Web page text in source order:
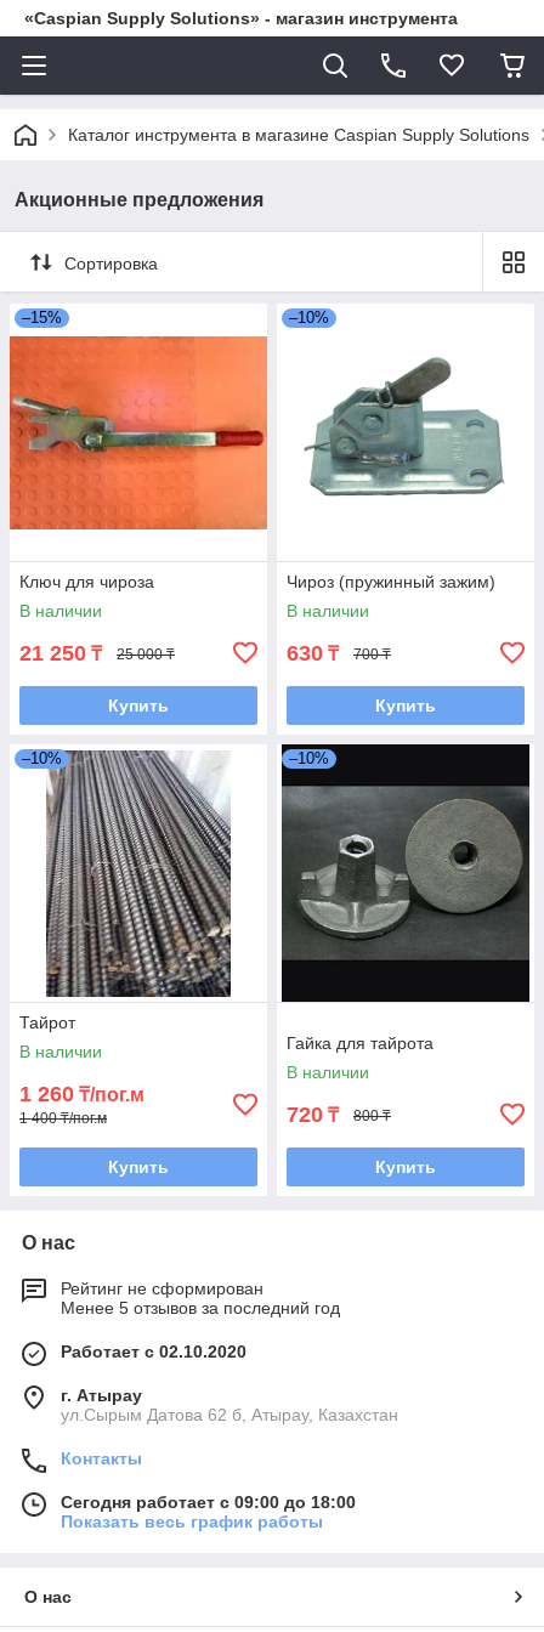
«Caspian Supply Solutions» - магазин инструмента
Каталог инструмента в магазине Caspian Supply Solutions
Акционные предложения
Сортировка
–15%
Ключ для чироза
В наличии
21 250 ₸ 25 000 ₸
Купить
–10%
Чироз (пружинный зажим)
В наличии
630 ₸ 700 ₸
Купить
–10%
Тайрот
В наличии
1 260 ₸/пог.м
1 400 ₸/пог.м
Купить
–10%
Гайка для тайрота
В наличии
720 ₸ 800 ₸
Купить
О нас
Рейтинг не сформирован
Менее 5 отзывов за последний год
Работает с 02.10.2020
г. Атырау
ул.Сырым Датова 62 б, Атырау, Казахстан
Контакты
Сегодня работает с 09:00 до 18:00
Показать весь график работы
О нас